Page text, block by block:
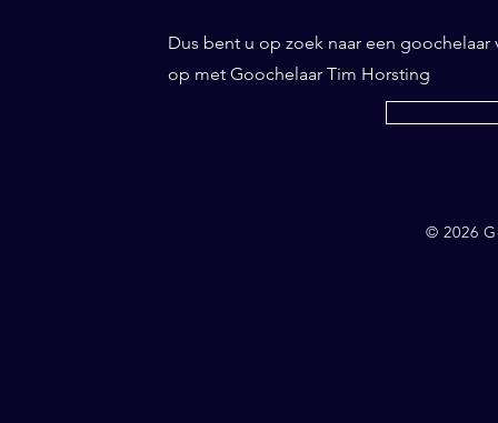
Dus bent u op zoek naar een
op met Goochelaar Tim Horsting
© 2026